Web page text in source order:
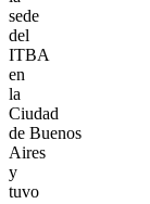
sede
del
ITBA
en
la
Ciudad
de Buenos
Aires
y
tuvo